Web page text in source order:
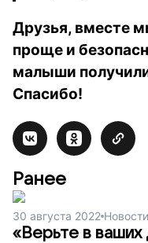
Друзья, вместе
проще и
малыши
Спасибо!
Ранее
30 августа 2022
«Верьте в